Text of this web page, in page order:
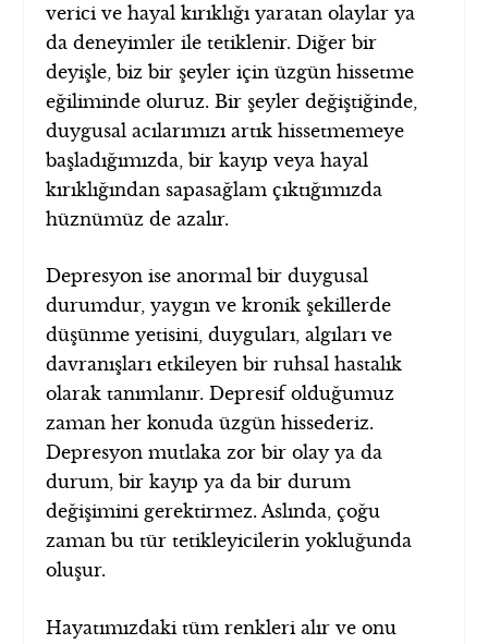
verici ve hayal kırıklığı yaratan olaylar ya
da deneyimler ile tetiklenir. Diğer bir
deyişle, biz bir şeyler için üzgün hissetme
eğiliminde oluruz. Bir şeyler değiştiğinde,
duygusal acılarımızı artık hissetmemeye
başladığımızda, bir kayıp veya hayal
kırıklığından sapasağlam çıktığımızda
hüznümüz de azalır.
Depresyon ise anormal bir duygusal
durumdur, yaygın ve kronik şekillerde
düşünme yetisini, duyguları, algıları ve
davranışları etkileyen bir ruhsal hastalık
olarak tanımlanır. Depresif olduğumuz
zaman her konuda üzgün hissederiz.
Depresyon mutlaka zor bir olay ya da
durum, bir kayıp ya da bir durum
değişimini gerektirmez. Aslında, çoğu
zaman bu tür tetikleyicilerin yokluğunda
oluşur.
Hayatımızdaki tüm renkleri alır ve onu